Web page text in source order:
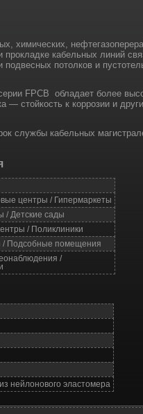
химических,
кабельных линий
потолков и
FPCB обладает более
стойкость к коррозии и
службы кабельных
центры / Гипермаркеты
/ Детские сады
/ Поликлиники
/ Подсобные помещения
/
нейлонового эластомера